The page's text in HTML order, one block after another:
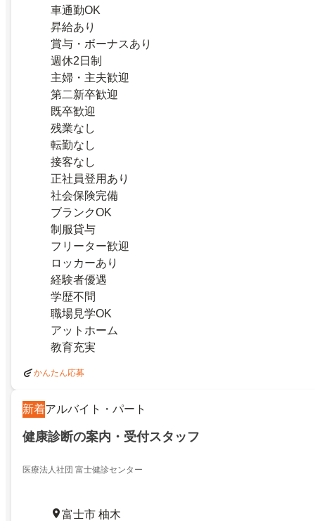
車通勤OK
昇給あり
賞与・ボーナスあり
週休2日制
主婦・主夫歓迎
第二新卒歓迎
既卒歓迎
残業なし
転勤なし
接客なし
正社員登用あり
社会保険完備
ブランクOK
制服貸与
フリーター歓迎
ロッカーあり
経験者優遇
学歴不問
職場見学OK
アットホーム
教育充実
かんたん応募
新着アルバイト・パート
健康診断の案内・受付スタッフ
医療法人社団 富士健診センター
富士市 柚木